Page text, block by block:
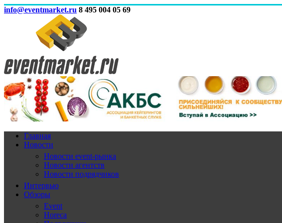
info@eventmarket.ru 8 495 004 05 69
Главная
Новости
Новости event-рынка
Новости агентств
Новости подрядчиков
Интервью
Обзоры
Event
Horeca